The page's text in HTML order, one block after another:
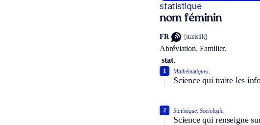
statistique
nom féminin
FR [statistik]
Abréviation. Familier.
stat.
Mathématiques.
Science qui traite les
1
Statistique. Sociologie.
Science qui renseigne
2